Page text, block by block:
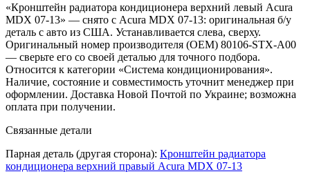
«Кронштейн радиатора кондиционера верхний левый Acura
MDX 07-13» — снято с Acura MDX 07-13: оригинальная б/у
деталь с авто из США. Устанавливается слева, сверху.
Оригинальный номер производителя (OEM) 80106-STX-A00
— сверьте его со своей деталью для точного подбора.
Относится к категории «Система кондиционирования».
Наличие, состояние и совместимость уточнит менеджер при
оформлении. Доставка Новой Почтой по Украине; возможна
оплата при получении.
Связанные детали
Парная деталь (другая сторона): Кронштейн радиатора
кондиционера верхний правый Acura MDX 07-13